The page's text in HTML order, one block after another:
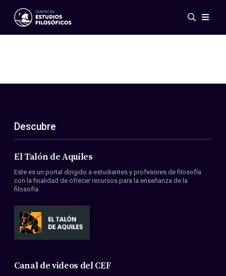
Eventos
ES
EN
Acerca de nosotros
Miembros
Convenios
Descubre
El Talón de Aquiles
Este es un portal dirigido a estudiantes y profesores de filosofía
con la finalidad de ofrecer recursos para la enseñanza de la
filosofía.
Canal de videos del CEF